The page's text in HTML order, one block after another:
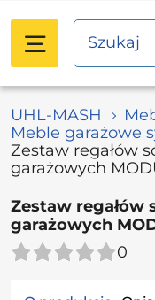
UHL-MASH
Meble garażowe
Zestaw regałów
garażowych
Zestaw regałów
garażowych
0